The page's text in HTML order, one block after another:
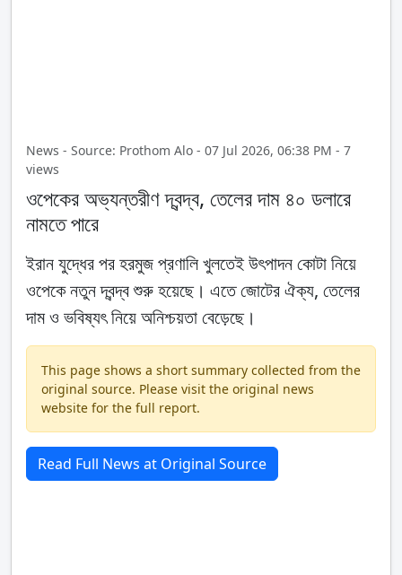
News - Source: Prothom Alo - 07 Jul 2026, 06:38 PM - 7
views
ওপেকের অভ্যন্তরীণ দ্বন্দ্ব, তেলের দাম ৪০ ডলারে
নামতে পারে
ইরান যুদ্ধের পর হরমুজ প্রণালি খুলতেই উৎপাদন কোটা নিয়ে
ওপেকে নতুন দ্বন্দ্ব শুরু হয়েছে। এতে জোটের ঐক্য, তেলের
দাম ও ভবিষ্যৎ নিয়ে অনিশ্চয়তা বেড়েছে।
This page shows a short summary collected from the
original source. Please visit the original news
website for the full report.
Read Full News at Original Source